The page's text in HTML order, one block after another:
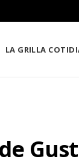
LA GRILLA